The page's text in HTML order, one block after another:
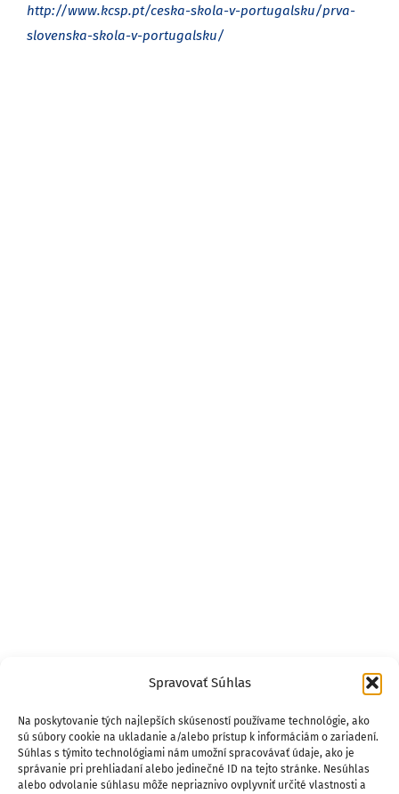
Spravovať Súhlas
Na poskytovanie tých najlepších skúseností používame technológie, ako
sú súbory cookie na ukladanie a/alebo prístup k informáciám o zariadení.
Súhlas s týmito technológiami nám umožní spracovávať údaje, ako je
správanie pri prehliadaní alebo jedinečné ID na tejto stránke. Nesúhlas
alebo odvolanie súhlasu môže nepriaznivo ovplyvniť určité vlastnosti a
http://www.kcsp.pt/ceska-skola-v-portugalsku/prva-
slovenska-skola-v-portugalsku/